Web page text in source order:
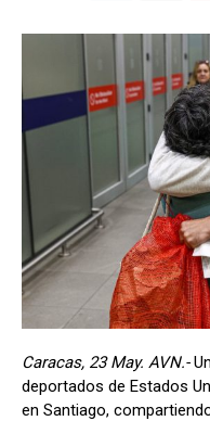
Caracas, 23 May. AVN.-
deportados de Estados
en Santiago,